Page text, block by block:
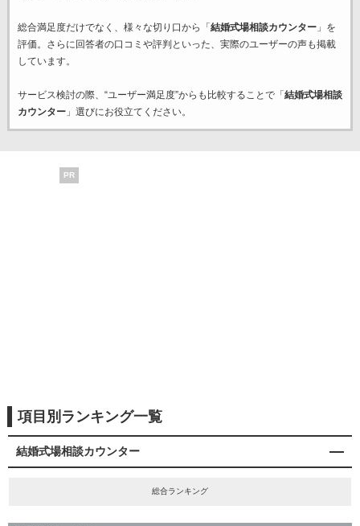
総合満足度だけでなく、様々な切り口から「 結婚式場相談カウンター」を
評価。さらに回答者の口コミや評判といった、実際のユーザーの声も掲載
しています。
サービス検討の際、“ユーザー満足度”からも比較することで「 結婚式場相談
カウンター」選びにお役立てください。
PR
項目別ランキング一覧
結婚式場相談カウンター
総合ランキング